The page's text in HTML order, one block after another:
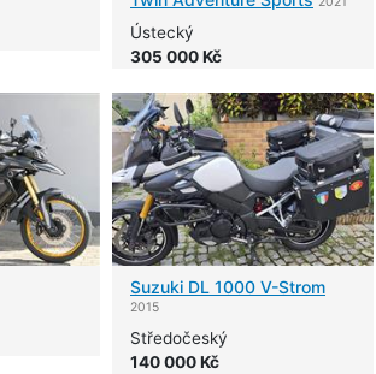
Ústecký
305 000 Kč
Suzuki DL 1000 V-Strom
2015
Středočeský
140 000 Kč